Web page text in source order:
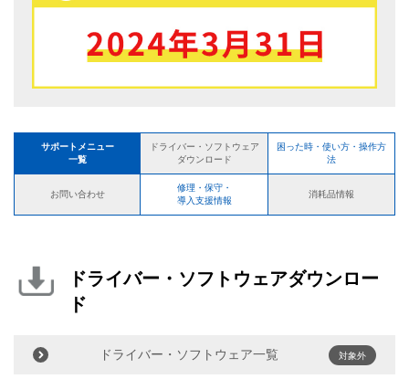
サポートメニュー
一覧
ドライバー・ソフトウェア
ダウンロード
困った時・使い方・操作方
法
お問い合わせ
修理・保守・
導入支援情報
消耗品情報
ドライバー・ソフトウェアダウンロー
ド
ドライバー・ソフトウェア一覧 対象外